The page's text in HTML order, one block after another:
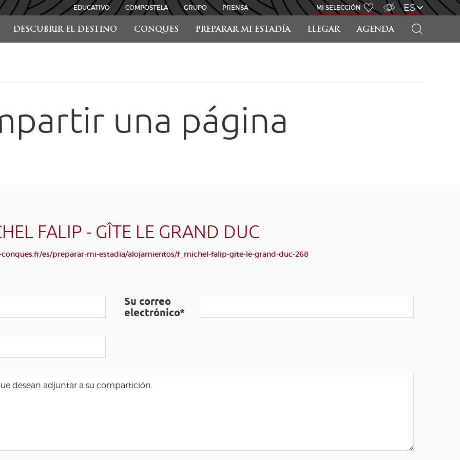
DESCUBRIR EL DESTINO CONQUES PREPARAR MI ESTADÍA LLEGAR AGENDA
EDUCATIVO COMPOSTELA GRUPO PRENSA MI SELECCIÓN ES
una página
FALIP - GÎTE LE GRAND DUC
es/preparar-mi-estadia/alojamientos/f_michel-falip-gite-le-grand-duc-268
Su correo
electrónico*